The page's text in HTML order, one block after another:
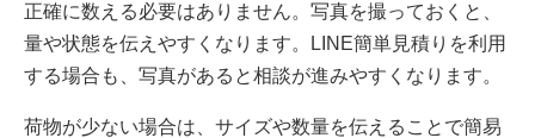
正確に数える必要はありません。写真を撮っておくと、
量や状態を伝えやすくなります。LINE簡単見積りを利用
する場合も、写真があると相談が進みやすくなります。
荷物が少ない場合は、サイズや数量を伝えることで簡易